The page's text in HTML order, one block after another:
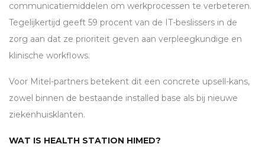
communicatiemiddelen om werkprocessen te verbeteren.
Tegelijkertijd geeft 59 procent van de IT-beslissers in de
zorg aan dat ze prioriteit geven aan verpleegkundige en
klinische workflows.
Voor Mitel-partners betekent dit een concrete upsell-kans,
zowel binnen de bestaande installed base als bij nieuwe
ziekenhuisklanten.
WAT IS HEALTH STATION HIMED?